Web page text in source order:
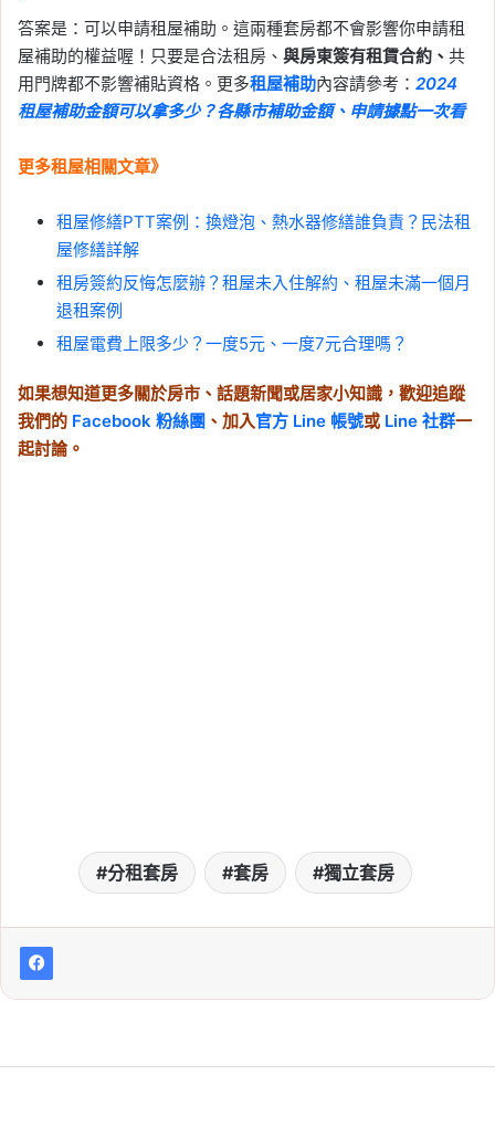
答案是：可以申請租屋補助。這兩種套房都不會影響你申請租
屋補助的權益喔！只要是合法租房、 與房東簽有租賃合約、 共
用門牌都不影響補貼資格。更多租屋補助內容請參考： 2024
租屋補助金額可以拿多少？各縣市補助金額、申請據點一次看
更多租屋相關文章》
租屋修繕PTT案例：換燈泡、熱水器修繕誰負責？民法租
屋修繕詳解
租房簽約反悔怎麼辦？租屋未入住解約、租屋未滿一個月
退租案例
租屋電費上限多少？一度5元、一度7元合理嗎？
如果想知道更多關於房市、話題新聞或居家小知識，歡迎追蹤
我們的 Facebook 粉絲團 、加入官方 Line 帳號或 Line 社群一
起討論。
分租套房 套房 獨立套房